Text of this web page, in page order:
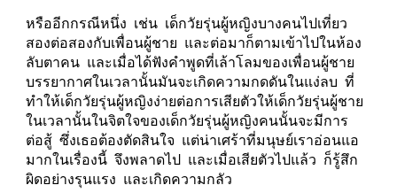
หรืออีกกรณีหนึ่ง  เช่น  เด็กวัยรุ่นผู้หญิงบางคนไปเที่ยว
สองต่อสองกับเพื่อนผู้ชาย  และต่อมาก็ตามเข้าไปในห้อง
ลับตาคน  และเมื่อได้ฟังคำพูดที่เล้าโลมของเพื่อนผู้ชาย
บรรยากาศในเวลานั้นมันจะเกิดความกดดันในแง่ลบ  ที่
ทำให้เด็กวัยรุ่นผู้หญิงง่ายต่อการเสียตัวให้เด็กวัยรุ่นผู้ชาย
ในเวลานั้นในจิตใจของเด็กวัยรุ่นผู้หญิงคนนั้นจะมีการ
ต่อสู้  ซึ่งเธอต้องตัดสินใจ  แต่น่าเศร้าที่มนุษย์เราอ่อนแอ
มากในเรื่องนี้  จึงพลาดไป  และเมื่อเสียตัวไปแล้ว  ก็รู้สึก
ผิดอย่างรุนแรง  และเกิดความกลัว